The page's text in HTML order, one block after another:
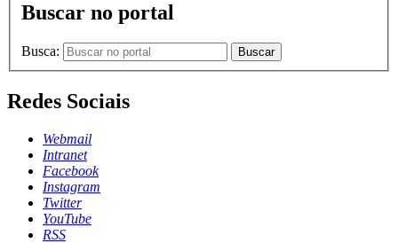
Buscar no portal
Busca: Buscar
Redes Sociais
Webmail
Intranet
Facebook
Instagram
Twitter
YouTube
RSS